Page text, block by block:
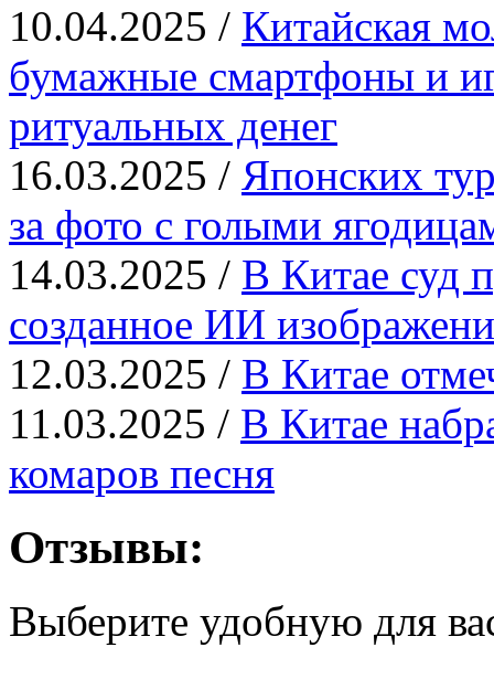
10.04.2025 / Китайская
бумажные смартфоны и
ритуальных денег
16.03.2025 / Японских
за фото с голыми
14.03.2025 / В Китае суд
созданное ИИ
12.03.2025 / В Китае
11.03.2025 / В Китае
комаров песня
Отзывы:
Выберите удобную для